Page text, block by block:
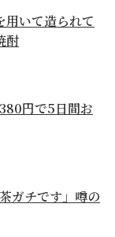
用いて造られて
酎
円で5日間お
ガチです」噂の